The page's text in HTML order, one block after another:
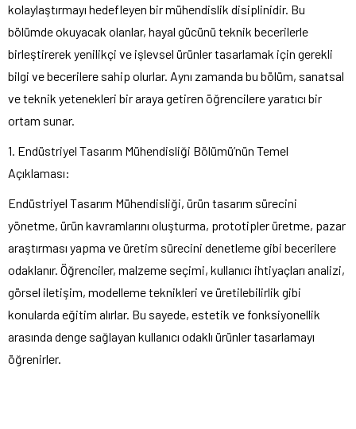
kolaylaştırmayı hedefleyen bir mühendislik disiplinidir. Bu
bölümde okuyacak olanlar, hayal gücünü teknik becerilerle
birleştirerek yenilikçi ve işlevsel ürünler tasarlamak için gerekli
bilgi ve becerilere sahip olurlar. Aynı zamanda bu bölüm, sanatsal
ve teknik yetenekleri bir araya getiren öğrencilere yaratıcı bir
ortam sunar.
1. Endüstriyel Tasarım Mühendisliği Bölümü’nün Temel
Açıklaması:
Endüstriyel Tasarım Mühendisliği, ürün tasarım sürecini
yönetme, ürün kavramlarını oluşturma, prototipler üretme, pazar
araştırması yapma ve üretim sürecini denetleme gibi becerilere
odaklanır. Öğrenciler, malzeme seçimi, kullanıcı ihtiyaçları analizi,
görsel iletişim, modelleme teknikleri ve üretilebilirlik gibi
konularda eğitim alırlar. Bu sayede, estetik ve fonksiyonellik
arasında denge sağlayan kullanıcı odaklı ürünler tasarlamayı
öğrenirler.